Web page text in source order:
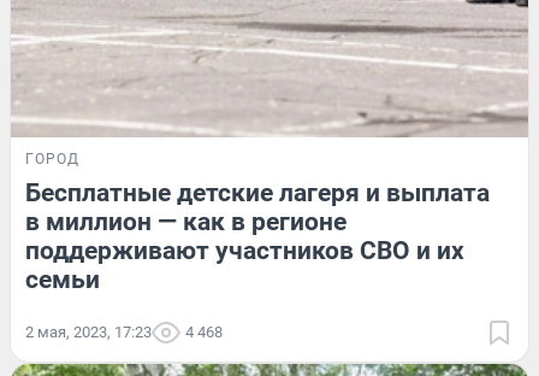
ГОРОД
Бесплатные детские лагеря и выплата
в миллион — как в регионе
поддерживают участников СВО и их
семьи
2 мая, 2023, 17:23 4 468